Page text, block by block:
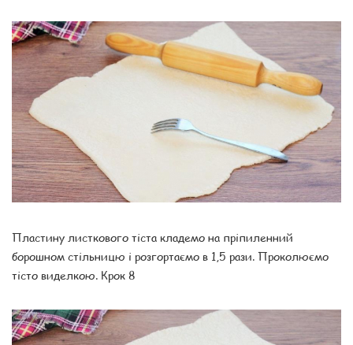
Пластину листкового тіста кладемо на пріпиленний
борошном стільницю і розгортаємо в 1,5 рази. Проколюємо
тісто виделкою. Крок 8